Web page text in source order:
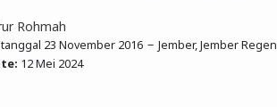
Rohmah
23 November 2016
Jember, Jember
12 Mei 2024